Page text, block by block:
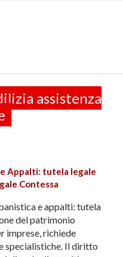
assistenza
Appalti: tutela legale
Contessa
e appalti: tutela
del patrimonio
imprese, richiede
specialistiche. Il diritto